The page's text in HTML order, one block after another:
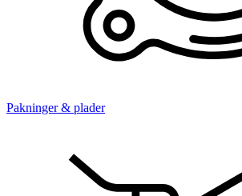
Pakninger & plader